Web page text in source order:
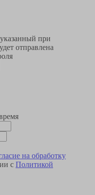
при
отправлена
на обработку
с Политикой